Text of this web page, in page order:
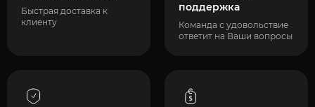
Быстрая доставка к
клиенту
поддержка
Команда с удовольствие
ответит на Ваши вопросы